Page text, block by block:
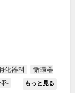
化器科
循環器
科 もっと見る